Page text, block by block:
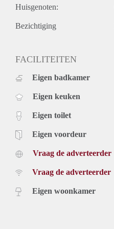
Huisgenoten:
Bezichtiging
FACILITEITEN
Eigen badkamer
Eigen keuken
Eigen toilet
Eigen voordeur
Vraag de adverteerder
Vraag de adverteerder
Eigen woonkamer